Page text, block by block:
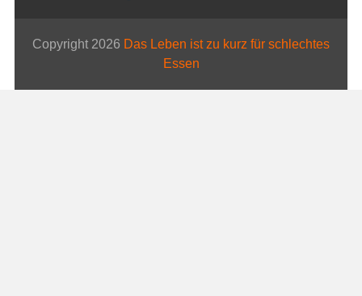
Copyright 2026 Das Leben ist zu kurz für schlechtes
Essen